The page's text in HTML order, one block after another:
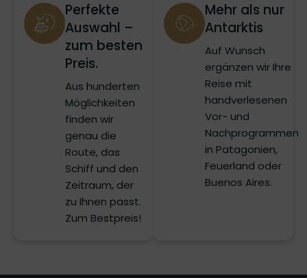
Perfekte
Auswahl –
zum besten
Preis.
Aus hunderten
Möglichkeiten
finden wir
genau die
Route, das
Schiff und den
Zeitraum, der
zu Ihnen passt.
Zum Bestpreis!
Mehr als nur
Antarktis
Auf Wunsch
ergänzen wir Ihre
Reise mit
handverlesenen
Vor- und
Nachprogrammen
in Patagonien,
Feuerland oder
Buenos Aires.